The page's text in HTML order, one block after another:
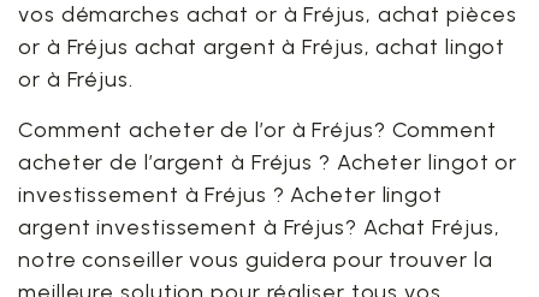
vos démarches achat or à Fréjus, achat pièces
or à Fréjus achat argent à Fréjus, achat lingot
or à Fréjus.
Comment acheter de l’or à Fréjus? Comment
acheter de l’argent à Fréjus ? Acheter lingot or
investissement à Fréjus ? Acheter lingot
argent investissement à Fréjus? Achat Fréjus,
notre conseiller vous guidera pour trouver la